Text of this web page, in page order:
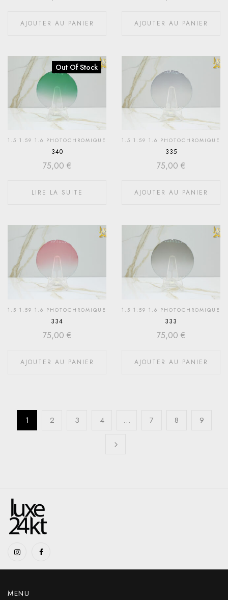
AJOUTER AU PANIER AJOUTER AU PANIER
Out Of Stock
1.5 1.59 1.6 PHOTOCHROMIQUE
340
75,00 €
LIRE LA SUITE
1.5 1.59 1.6 PHOTOCHROMIQUE
335
75,00 €
AJOUTER AU PANIER
1.5 1.59 1.6 PHOTOCHROMIQUE
334
75,00 €
AJOUTER AU PANIER
1.5 1.59 1.6 PHOTOCHROMIQUE
333
75,00 €
AJOUTER AU PANIER
1 2 3 4 … 7 8 9
MENU